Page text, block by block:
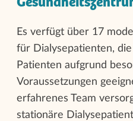
Es verfügt über 17
für Dialysepatienten,
Patienten aufgrund
Voraussetzungen
erfahrenes Team
stationäre